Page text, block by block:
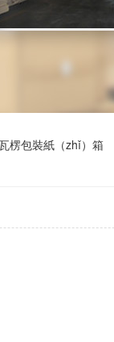
楞包裝紙（zhǐ）箱